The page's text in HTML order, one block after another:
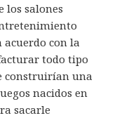
los salones
acuerdo con la
todo tipo
construirían una
nacidos en
sacarle